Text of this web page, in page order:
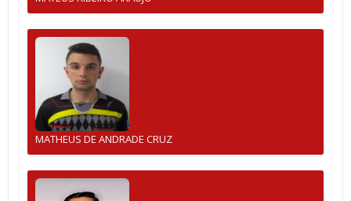
MATHEUS DE ANDRADE CRUZ